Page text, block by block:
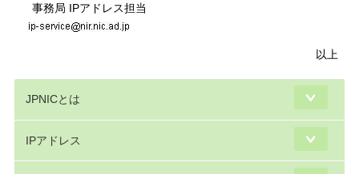
事務局 IPアドレス担当
以上
JPNICとは
IPアドレス